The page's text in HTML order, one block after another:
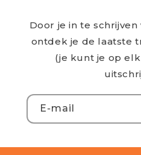
Door je in te
ontdek je de laatste
(je kunt je op
E‑mail